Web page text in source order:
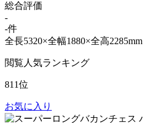
総合評価
-
-件
全長5320×全幅1880×全高2285mm
閲覧人気ランキング
811位
お気に入り